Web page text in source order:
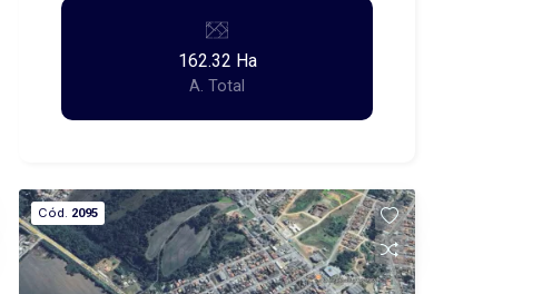
aproximadamente 164 hectares,
localizada na região de Rancho Alegre,
no município de Tibagi/PR, com acesso
pela estrada Castro ? Colônia Iapó. O
imóvel encontra-se regularmente
vegetação nativa, configurando uma
excelente oportunidade para
compensação de reserva legal,
constituição de servidão ambiental e
162.32 Ha
A. Total
Cód. 2095